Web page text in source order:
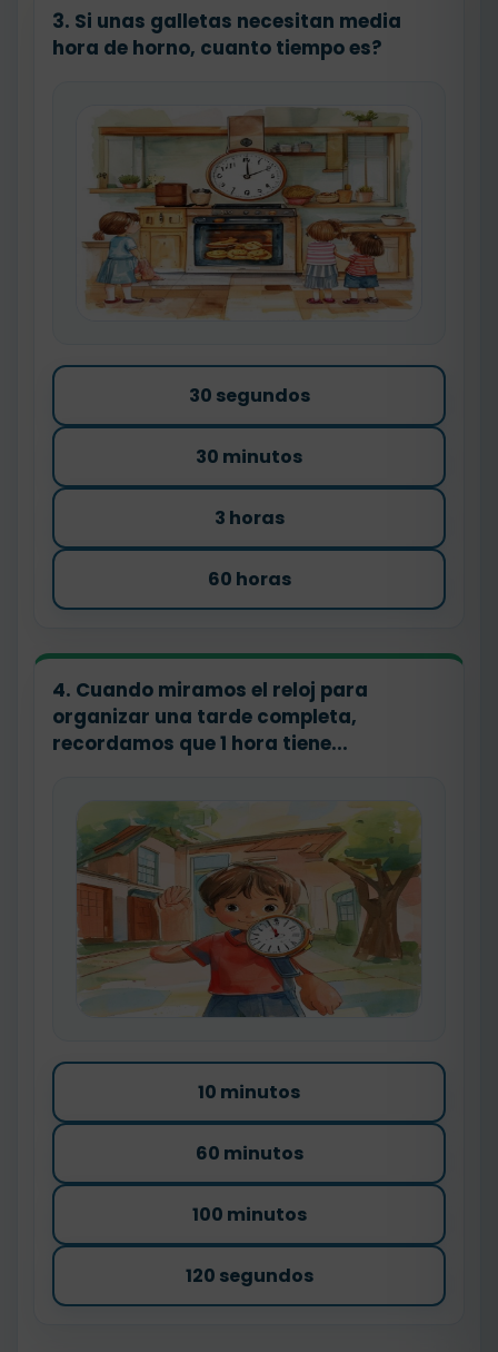
3. Si unas galletas necesitan media
hora de horno, cuanto tiempo es?
30 segundos
30 minutos
3 horas
60 horas
4. Cuando miramos el reloj para
organizar una tarde completa,
recordamos que 1 hora tiene...
10 minutos
60 minutos
100 minutos
120 segundos